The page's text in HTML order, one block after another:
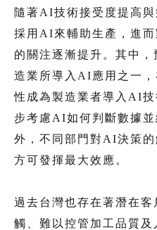
隨著AI技術接受度提高
採用AI來輔助生產，進
的關注逐漸提升。其中
造業所導入AI應用之一
性成為製造業者導入AI
步考慮AI如何判斷數據
外，不同部門對AI決策的
方可發揮最大效應。
過去台灣也存在著潛在
觸、難以控管加工品質